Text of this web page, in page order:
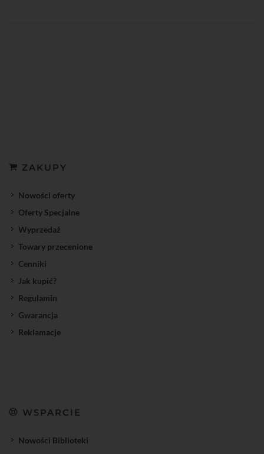
ZAKUPY
Nowości oferty
Oferty Specjalne
Wyprzedaż
Towary przecenione
Cenniki
Jak kupić?
Regulamin
Gwarancja
Reklamacje
WSPARCIE
Nowości Biblioteki